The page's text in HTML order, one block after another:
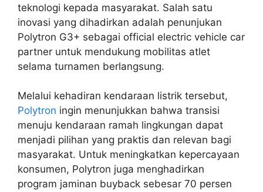
teknologi kepada masyarakat. Salah satu
inovasi yang dihadirkan adalah penunjukan
Polytron G3+ sebagai official electric vehicle car
partner untuk mendukung mobilitas atlet
selama turnamen berlangsung.
Melalui kehadiran kendaraan listrik tersebut,
Polytron ingin menunjukkan bahwa transisi
menuju kendaraan ramah lingkungan dapat
menjadi pilihan yang praktis dan relevan bagi
masyarakat. Untuk meningkatkan kepercayaan
konsumen, Polytron juga menghadirkan
program jaminan buyback sebesar 70 persen